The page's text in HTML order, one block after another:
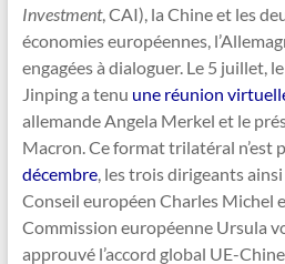
Investment, CAI), la Chine et les
économies européennes,
engagées à dialoguer. Le 5 juillet,
Jinping a tenu une réunion
allemande Angela Merkel et le
Macron. Ce format trilatéral n’est
décembre, les trois dirigeants
Conseil européen Charles Michel
Commission européenne Ursula
approuvé l’accord global UE-